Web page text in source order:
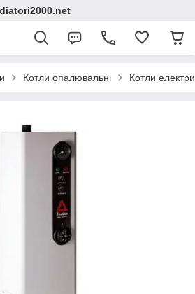
Котли опалювальні Котли